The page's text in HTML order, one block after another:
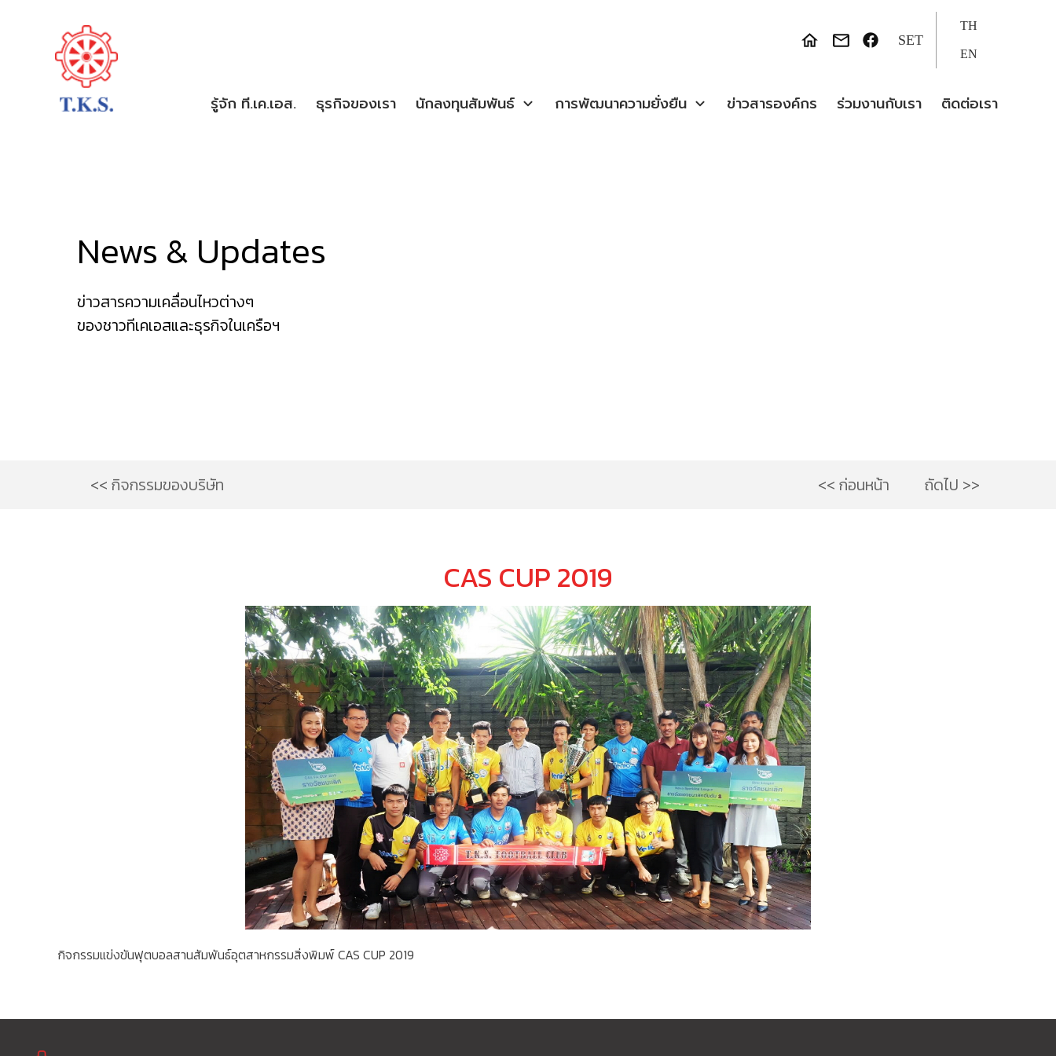
SET
TH
EN
รู้จัก ที.เค.เอส. ธุรกิจของเรา นักลงทุนสัมพันธ์ การพัฒนาความยั่งยืน ข่าวสารองค์กร ร่วมงานกับเรา ติดต่อเรา
News & Updates
ข่าวสารความเคลื่อนไหวต่างๆ
ของชาวทีเคเอสและธุรกิจในเครือฯ
<< กิจกรรมของบริษัท << ก่อนหน้า ถัดไป >>
CAS CUP 2019
กิจกรรมแข่งขันฟุตบอลสานสัมพันธ์อุตสาหกรรมสิ่งพิมพ์ CAS CUP 2019